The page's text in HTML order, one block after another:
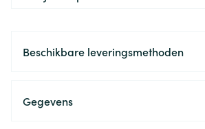
Beschikbare leveringsmethoden
Gegevens